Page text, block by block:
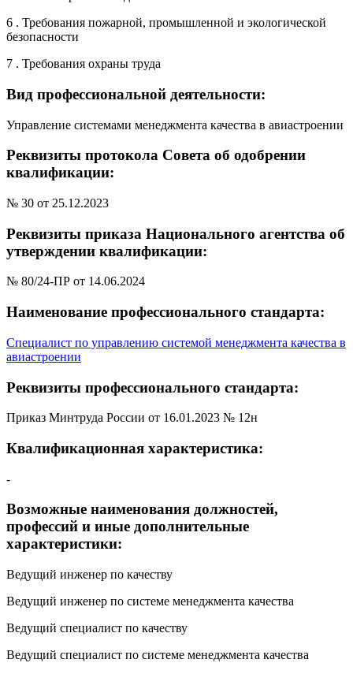
6 . Требования пожарной, промышленной и экологической
безопасности
7 . Требования охраны труда
Вид профессиональной деятельности:
Управление системами менеджмента качества в авиастроении
Реквизиты протокола Совета об одобрении
квалификации:
№ 30 от 25.12.2023
Реквизиты приказа Национального агентства об
утверждении квалификации:
№ 80/24-ПР от 14.06.2024
Наименование профессионального стандарта:
Специалист по управлению системой менеджмента качества в
авиастроении
Реквизиты профессионального стандарта:
Приказ Минтруда России от 16.01.2023 № 12н
Квалификационная характеристика:
-
Возможные наименования должностей,
профессий и иные дополнительные
характеристики:
Ведущий инженер по качеству
Ведущий инженер по системе менеджмента качества
Ведущий специалист по качеству
Ведущий специалист по системе менеджмента качества